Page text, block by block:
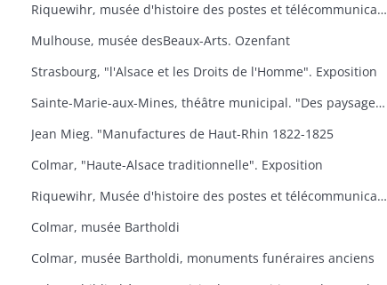
Riquewihr, musée d'histoire des postes et télécommunications, dernières acquisitions
Mulhouse, musée desBeaux-Arts. Ozenfant
Strasbourg, "l'Alsace et les Droits de l'Homme". Exposition
Sainte-Marie-aux-Mines, théâtre municipal. "Des paysages, des hommes, des traditions
Jean Mieg. "Manufactures de Haut-Rhin 1822-1825
Colmar, "Haute-Alsace traditionnelle". Exposition
Riquewihr, Musée d'histoire des postes et télécommunications. "Facteur ? L'Europe s'il-vous-plaît
Colmar, musée Bartholdi
Colmar, musée Bartholdi, monuments funéraires anciens